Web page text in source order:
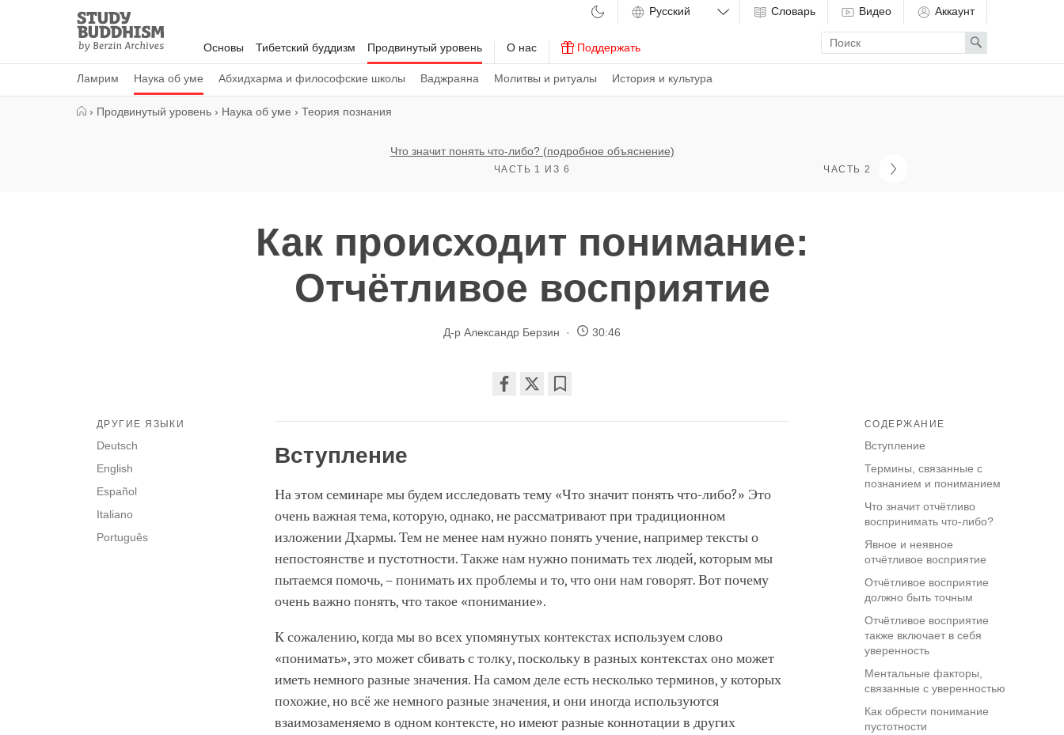
Study
Buddhism
Home
Основы Тибетский буддизм Продвинутый уровень
Ламрим Наука об уме Абхидхарма и философские школы Ваджраяна Молитвы и ритуалы История и культура
О нас Поддержать
Словарь Видео Аккаунт
Enter
search
term
Search
› Продвинутый уровень › Наука об уме › Теория познания
Что значит понять что-либо? (подробное объяснение)
ЧАСТЬ 1 ИЗ 6 ЧАСТЬ 2
Как происходит понимание:
Отчётливое восприятие
Д-р Александр Берзин 30:46
on
СОДЕРЖАНИЕ
Вступление
Термины, связанные с
познанием и пониманием
Что значит отчётливо
воспринимать что-либо?
Явное и неявное
отчётливое восприятие
Отчётливое восприятие
должно быть точным
Отчётливое восприятие
также включает в себя
уверенность
Ментальные факторы,
связанные с уверенностью
Как обрести понимание
пустотности
ДРУГИЕ ЯЗЫКИ
Deutsch
English
Español
Italiano
Português
Вступление
На этом семинаре мы будем исследовать тему «Что значит понять что-либо?» Это
очень важная тема, которую, однако, не рассматривают при традиционном
изложении Дхармы. Тем не менее нам нужно понять учение, например тексты о
непостоянстве и пустотности. Также нам нужно понимать тех людей, которым мы
пытаемся помочь, – понимать их проблемы и то, что они нам говорят. Вот почему
очень важно понять, что такое «понимание».
К сожалению, когда мы во всех упомянутых контекстах используем слово
«понимать», это может сбивать с толку, поскольку в разных контекстах оно может
иметь немного разные значения. На самом деле есть несколько терминов, у которых
похожие, но всё же немного разные значения, и они иногда используются
взаимозаменяемо в одном контексте, но имеют разные коннотации в других